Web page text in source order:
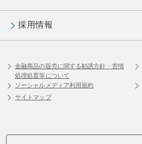
採用情報
金融商品の販売に関する勧誘方針・苦情
処理処置等について
ソーシャルメディア利用規約
サイトマップ